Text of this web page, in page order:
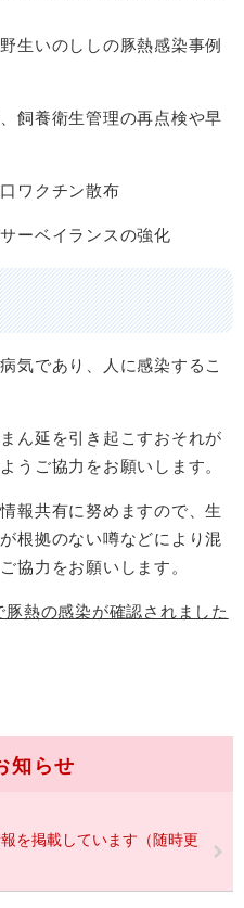
生いのししの豚熱感染事例
飼養衛生管理の再点検や早
ワクチン散布
ーベイランスの強化
気であり、人に感染するこ
ん延を引き起こすおそれが
うご協力をお願いします。
報共有に努めますので、生
根拠のない噂などにより混
協力をお願いします。
熱の感染が確認されました
知らせ
を掲載しています（随時更